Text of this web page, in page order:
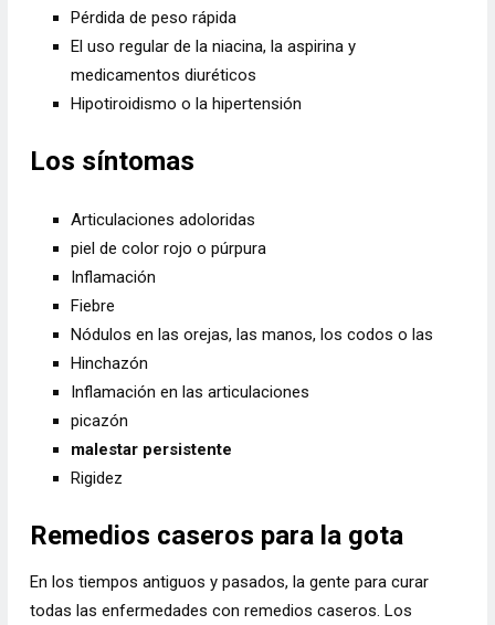
Pérdida de peso rápida
El uso regular de la niacina, la aspirina y
medicamentos diuréticos
Hipotiroidismo o la hipertensión
Los síntomas
Articulaciones adoloridas
piel de color rojo o púrpura
Inflamación
Fiebre
Nódulos en las orejas, las manos, los codos o las
Hinchazón
Inflamación en las articulaciones
picazón
malestar persistente
Rigidez
Remedios caseros para la gota
En los tiempos antiguos y pasados, la gente para curar
todas las enfermedades con remedios caseros. Los